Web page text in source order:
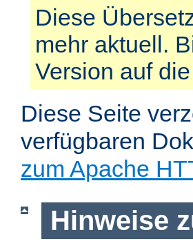
Diese
mehr aktuell.
Version auf
Diese Seite
verfügbaren
zum Apache
Hinweise